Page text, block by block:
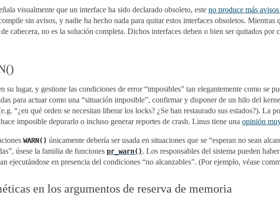
visualmente que un interface ha sido declarado obsoleto, este no produce más
sin avisos, y nadie ha hecho nada para quitar estos interfaces obsoletos. Mientras
cabecera, no es la solución completa. Dichos interfaces deben o bien ser quitados por
su lugar, y gestione las condiciones de error “imposibles” tan elegantemente como se
para actuar como una “situación imposible”, confirmar y disponer de un hilo del
“¿en qué orden se necesitan liberar los locks? ¿Se han restaurado sus estados?). La
imposible depurarlo o incluso generar reportes de crash. Linus tiene una opinión
WARN() únicamente debería ser usada en situaciones que se “esperan no sean
úsese la familia de funciones pr_warn(). Los responsables del sistema pueden
ejecutándose en presencia del condiciones “no alcanzables”. (Por ejemplo, véase
en los argumentos de reserva de memoria